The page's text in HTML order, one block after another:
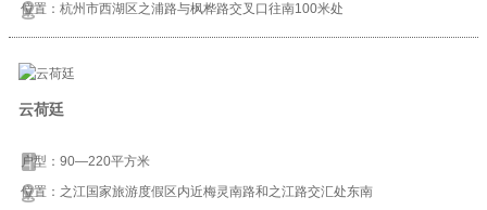
位置：杭州市西湖区之浦路与枫桦路交叉口往南100米处
云荷廷
户型：90—220平方米
位置：之江国家旅游度假区内近梅灵南路和之江路交汇处东南